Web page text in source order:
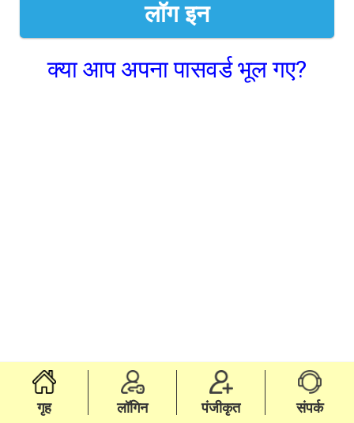
क्या आप अपना पासवर्ड भूल गए?
गृह लॉगिन पंजीकृत संपर्क